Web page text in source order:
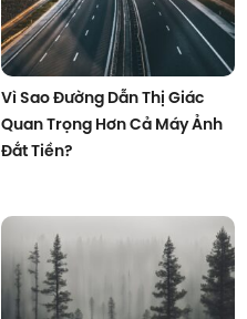
Vì Sao Đường Dẫn Thị Giác
Quan Trọng Hơn Cả Máy Ảnh
Đắt Tiền?